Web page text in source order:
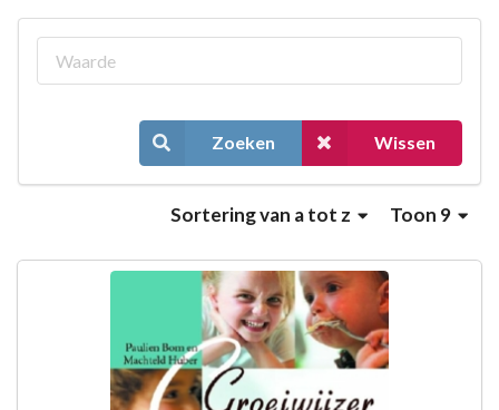
Zoeken Wissen
Toon 9
Sorteringvan a tot z